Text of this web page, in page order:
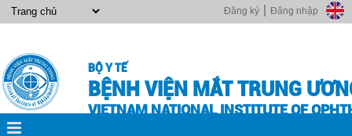
Đăng nhập
Đăng ký
BỘ Y TẾ
BỆNH VIỆN MẮT TRUNG
VIETNAM NATIONAL INSTITUTE OF